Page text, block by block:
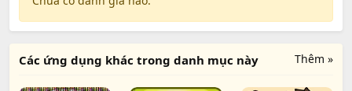
Thêm »
Các ứng dụng khác trong danh mục này